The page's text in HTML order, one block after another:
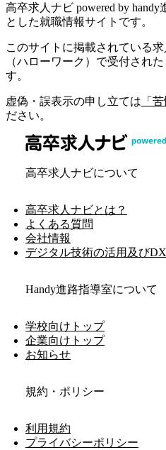
高卒求人ナビ powered by
とした就職情報サイトです。
このサイトに掲載されている
（ハローワーク）で受付され
す。
虚偽・誤表示の申し立ては 「
ださい。
高卒求人ナビについて
高卒求人ナビとは？
よくある質問
会社情報
デジタル技術の活用及び
Handy進路指導室について
学校向けトップ
企業向けトップ
お知らせ
規約・ポリシー
利用規約
プライバシーポリシー